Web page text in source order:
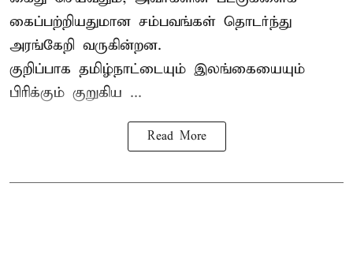
கைப்பற்றியதுமான சம்பவங்கள் தொடர்ந்து
அரங்கேறி வருகின்றன.
குறிப்பாக தமிழ்நாட்டையும் இலங்கையையும்
பிரிக்கும் குறுகிய ...
Read More